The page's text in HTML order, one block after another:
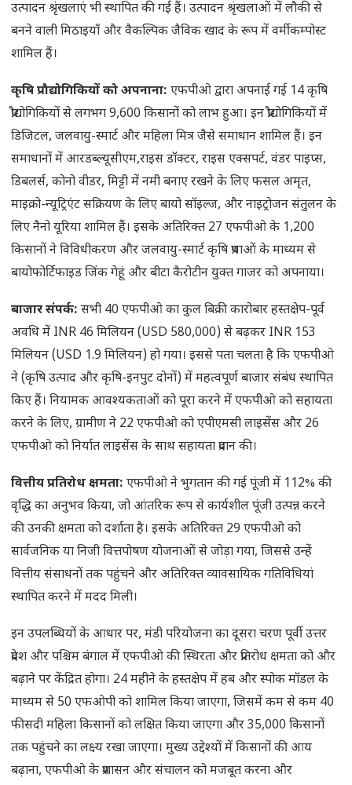
उत्पादन श्रृंखलाएं भी स्थापित की गई हैं। उत्पादन श्रृंखलाओं में लौकी से
बनने वाली मिठाइयाँ और वैकल्पिक जैविक खाद के रूप में वर्मीकम्पोस्ट
शामिल हैं।
कृषि प्रौद्योगिकियों को अपनाना: एफपीओ द्वारा अपनाई गई 14 कृषि
प्रौद्योगिकियों से लगभग 9,600 किसानों को लाभ हुआ। इन प्रौद्योगिकियों में
डिजिटल, जलवायु-स्मार्ट और महिला मित्र जैसे समाधान शामिल हैं। इन
समाधानों में आरडब्ल्यूसीएम,राइस डॉक्टर, राइस एक्सपर्ट, वंडर पाइप्स,
डिबलर्स, कोनो वीडर, मिट्टी में नमी बनाए रखने के लिए फसल अमृत,
माइक्रो-न्यूट्रिएंट सक्रियण के लिए बायो सॉइल्ज, और नाइट्रोजन संतुलन के
लिए नैनो यूरिया शामिल हैं। इसके अतिरिक्त 27 एफपीओ के 1,200
किसानों ने विविधीकरण और जलवायु-स्मार्ट कृषि प्रथाओं के माध्यम से
बायोफोर्टिफाइड जिंक गेहूं और बीटा कैरोटीन युक्त गाजर को अपनाया।
बाजार संपर्क: सभी 40 एफपीओ का कुल बिक्री कारोबार हस्तक्षेप-पूर्व
अवधि में INR 46 मिलियन (USD 580,000) से बढ़कर INR 153
मिलियन (USD 1.9 मिलियन) हो गया। इससे पता चलता है कि एफपीओ
ने (कृषि उत्पाद और कृषि-इनपुट दोनों) में महत्वपूर्ण बाजार संबंध स्थापित
किए हैं। नियामक आवश्यकताओं को पूरा करने में एफपीओ को सहायता
करने के लिए, ग्रामीण ने 22 एफपीओ को एपीएमसी लाइसेंस और 26
एफपीओ को निर्यात लाइसेंस के साथ सहायता प्रदान की।
वित्तीय प्रतिरोध क्षमता: एफपीओ ने भुगतान की गई पूंजी में 112% की
वृद्धि का अनुभव किया, जो आंतरिक रूप से कार्यशील पूंजी उत्पन्न करने
की उनकी क्षमता को दर्शाता है। इसके अतिरिक्त 29 एफपीओ को
सार्वजनिक या निजी वित्तपोषण योजनाओं से जोड़ा गया, जिससे उन्हें
वित्तीय संसाधनों तक पहुंचने और अतिरिक्त व्यावसायिक गतिविधियां
स्थापित करने में मदद मिली।
इन उपलब्धियों के आधार पर, मंडी परियोजना का दूसरा चरण पूर्वी उत्तर
प्रदेश और पश्चिम बंगाल में एफपीओ की स्थिरता और प्रतिरोध क्षमता को और
बढ़ाने पर केंद्रित होगा। 24 महीने के हस्तक्षेप में हब और स्पोक मॉडल के
माध्यम से 50 एफओपी को शामिल किया जाएगा, जिसमें कम से कम 40
फीसदी महिला किसानों को लक्षित किया जाएगा और 35,000 किसानों
तक पहुंचने का लक्ष्य रखा जाएगा। मुख्य उद्देश्यों में किसानों की आय
बढ़ाना, एफपीओ के प्रशासन और संचालन को मजबूत करना और